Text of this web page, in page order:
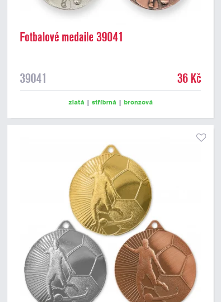
Fotbalové medaile 39041
39041 36 Kč
zlatá | stříbrná | bronzová